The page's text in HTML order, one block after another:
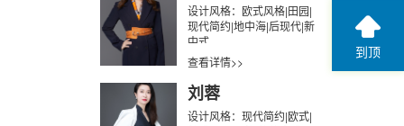
设计风格：欧式风格|田园|
现代简约|地中海|后现代|新
中式
查看详情>>
刘蓉
设计风格：现代简约|欧式|
到顶